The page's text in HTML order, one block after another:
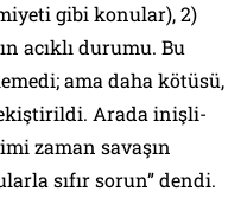
gibi konular), 2)
acıklı durumu. Bu
ama daha kötüsü,
Arada inişli-
zaman savaşın
sıfır sorun” dendi.